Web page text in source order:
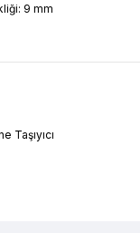
9 mm
Taşıyıcı